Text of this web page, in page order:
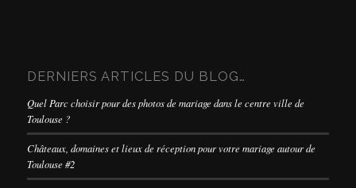
DERNIERS ARTICLES DU BLOG…
Quel Parc choisir pour des photos de mariage dans le centre ville de
Toulouse ?
Châteaux, domaines et lieux de réception pour votre mariage autour de
Toulouse #2